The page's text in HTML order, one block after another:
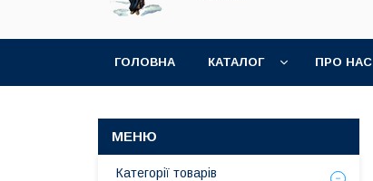
ГОЛОВНА КАТАЛОГ ПРО НАС
Категорії товарів